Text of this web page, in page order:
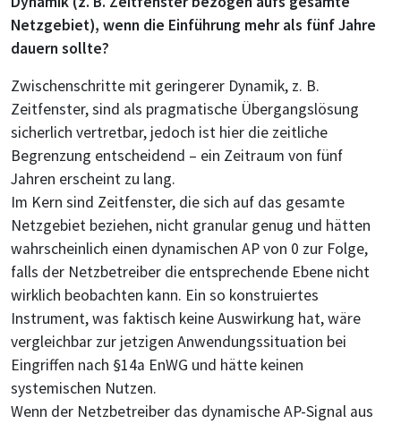
Netzgebiet), wenn die Einführung mehr als fünf Jahre
dauern sollte?
Zwischenschritte mit geringerer Dynamik, z. B.
Zeitfenster, sind als pragmatische Übergangslösung
sicherlich vertretbar, jedoch ist hier die zeitliche
Begrenzung entscheidend – ein Zeitraum von fünf
Jahren erscheint zu lang.
Im Kern sind Zeitfenster, die sich auf das gesamte
Netzgebiet beziehen, nicht granular genug und hätten
wahrscheinlich einen dynamischen AP von 0 zur Folge,
falls der Netzbetreiber die entsprechende Ebene nicht
wirklich beobachten kann. Ein so konstruiertes
Instrument, was faktisch keine Auswirkung hat, wäre
vergleichbar zur jetzigen Anwendungssituation bei
Eingriffen nach §14a EnWG und hätte keinen
systemischen Nutzen.
Wenn der Netzbetreiber das dynamische AP-Signal aus